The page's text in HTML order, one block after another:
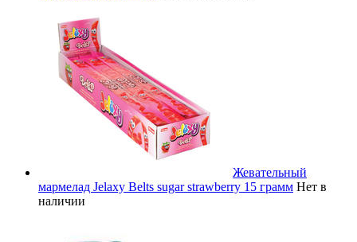
Жевательный
мармелад Jelaxy Belts sugar strawberry 15 грамм Нет в
наличии